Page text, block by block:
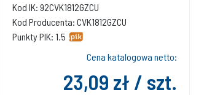
Kod IK: 92CVK1812GZCU
Kod Producenta: CVK1812GZCU
Punkty PIK: 1.5
Cena katalogowa netto:
23,09 zł / szt.